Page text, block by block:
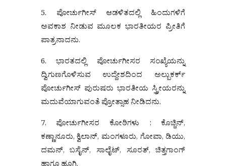
5. ಪೋರ್ಚುಗೀಸ್ ಆಡಳಿತದಲ್ಲಿ ಹಿಂದುಗಳಿಗೆ
ಅವಕಾಶ ನೀಡುವ ಮೂಲಕ ಭಾರತೀಯರ ಪ್ರೀತಿಗೆ
ಪಾತ್ರನಾದನು.
6. ಭಾರತದಲ್ಲಿ ಪೋರ್ಚುಗೀಸರ ಸಂಖ್ಯೆಯನ್ನು
ದ್ವಿಗುಣಗೊಳಿಸುವ ಉದ್ದೇಶದಿಂದ ಅಲ್ಬುಕರ್ಕ್
ಪೋರ್ಚುಗೀಸ್ ಪುರುಷರು ಭಾರತೀಯ ಸ್ತ್ರೀಯರನ್ನು
ಮದುವೆಯಾಗುವಂತೆ ಪ್ರೋತ್ಸಾಹ ನೀಡಿದನು.
7. ಪೋರ್ಚುಗೀಸರ ಕೋಠಿಗಳು : ಕೊಚ್ಚಿನ್,
ಕಣ್ಣಾನೂರು, ಕ್ವಿಲಾನ್, ಮಂಗಳೂರು, ಗೋವಾ, ಡಿಯು,
ದಮನ್, ಬಸೈನ್, ಸಾಲೈಟ್, ಸೂರತ್, ಚಿತ್ತಗಾಂಗ್